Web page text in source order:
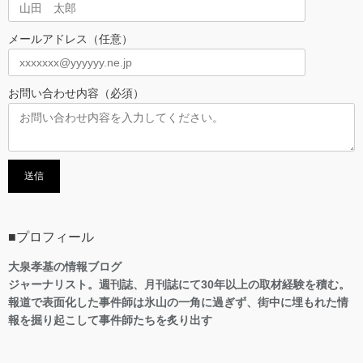
メールアドレス（任意）
お問い合わせ内容（必須）
■プロフィール
大泉孝基の情報ブログ
ジャーナリスト。週刊誌、月刊誌にて30年以上の取材経験を積む。
報道で表面化した事件師は氷山の一角に過ぎず、街中に埋もれた情
報を掘り起こして事件師たちを炙り出す